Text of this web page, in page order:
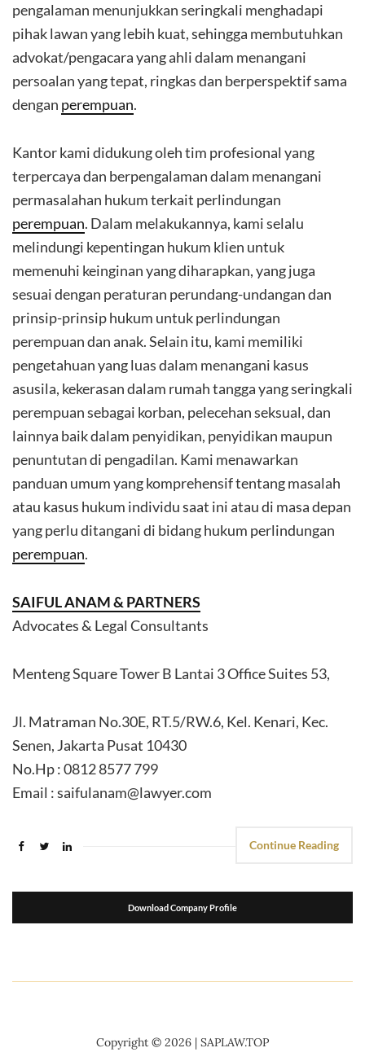
pengalaman menunjukkan seringkali menghadapi
pihak lawan yang lebih kuat, sehingga membutuhkan
advokat/pengacara yang ahli dalam menangani
persoalan yang tepat, ringkas dan berperspektif sama
dengan perempuan.
Kantor kami didukung oleh tim profesional yang
terpercaya dan berpengalaman dalam menangani
permasalahan hukum terkait perlindungan
perempuan. Dalam melakukannya, kami selalu
melindungi kepentingan hukum klien untuk
memenuhi keinginan yang diharapkan, yang juga
sesuai dengan peraturan perundang-undangan dan
prinsip-prinsip hukum untuk perlindungan
perempuan dan anak. Selain itu, kami memiliki
pengetahuan yang luas dalam menangani kasus
asusila, kekerasan dalam rumah tangga yang seringkali
perempuan sebagai korban, pelecehan seksual, dan
lainnya baik dalam penyidikan, penyidikan maupun
penuntutan di pengadilan. Kami menawarkan
panduan umum yang komprehensif tentang masalah
atau kasus hukum individu saat ini atau di masa depan
yang perlu ditangani di bidang hukum perlindungan
perempuan.
SAIFUL ANAM & PARTNERS
Advocates & Legal Consultants
Menteng Square Tower B Lantai 3 Office Suites 53,
Jl. Matraman No.30E, RT.5/RW.6, Kel. Kenari, Kec.
Senen, Jakarta Pusat 10430
No.Hp : 0812 8577 799
Email : saifulanam@lawyer.com
Continue Reading
Download Company Profile
Copyright © 2026 | SAPLAW.TOP